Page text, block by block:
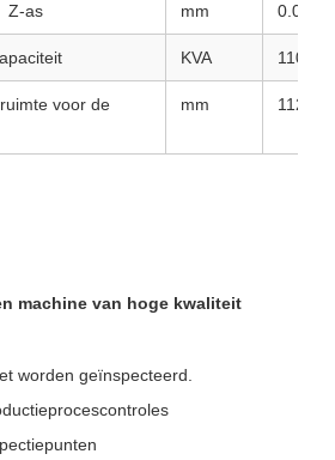
Z-as mm 0.01
KVA 110
voor de
mm
machine van hoge kwaliteit
worden geïnspecteerd.